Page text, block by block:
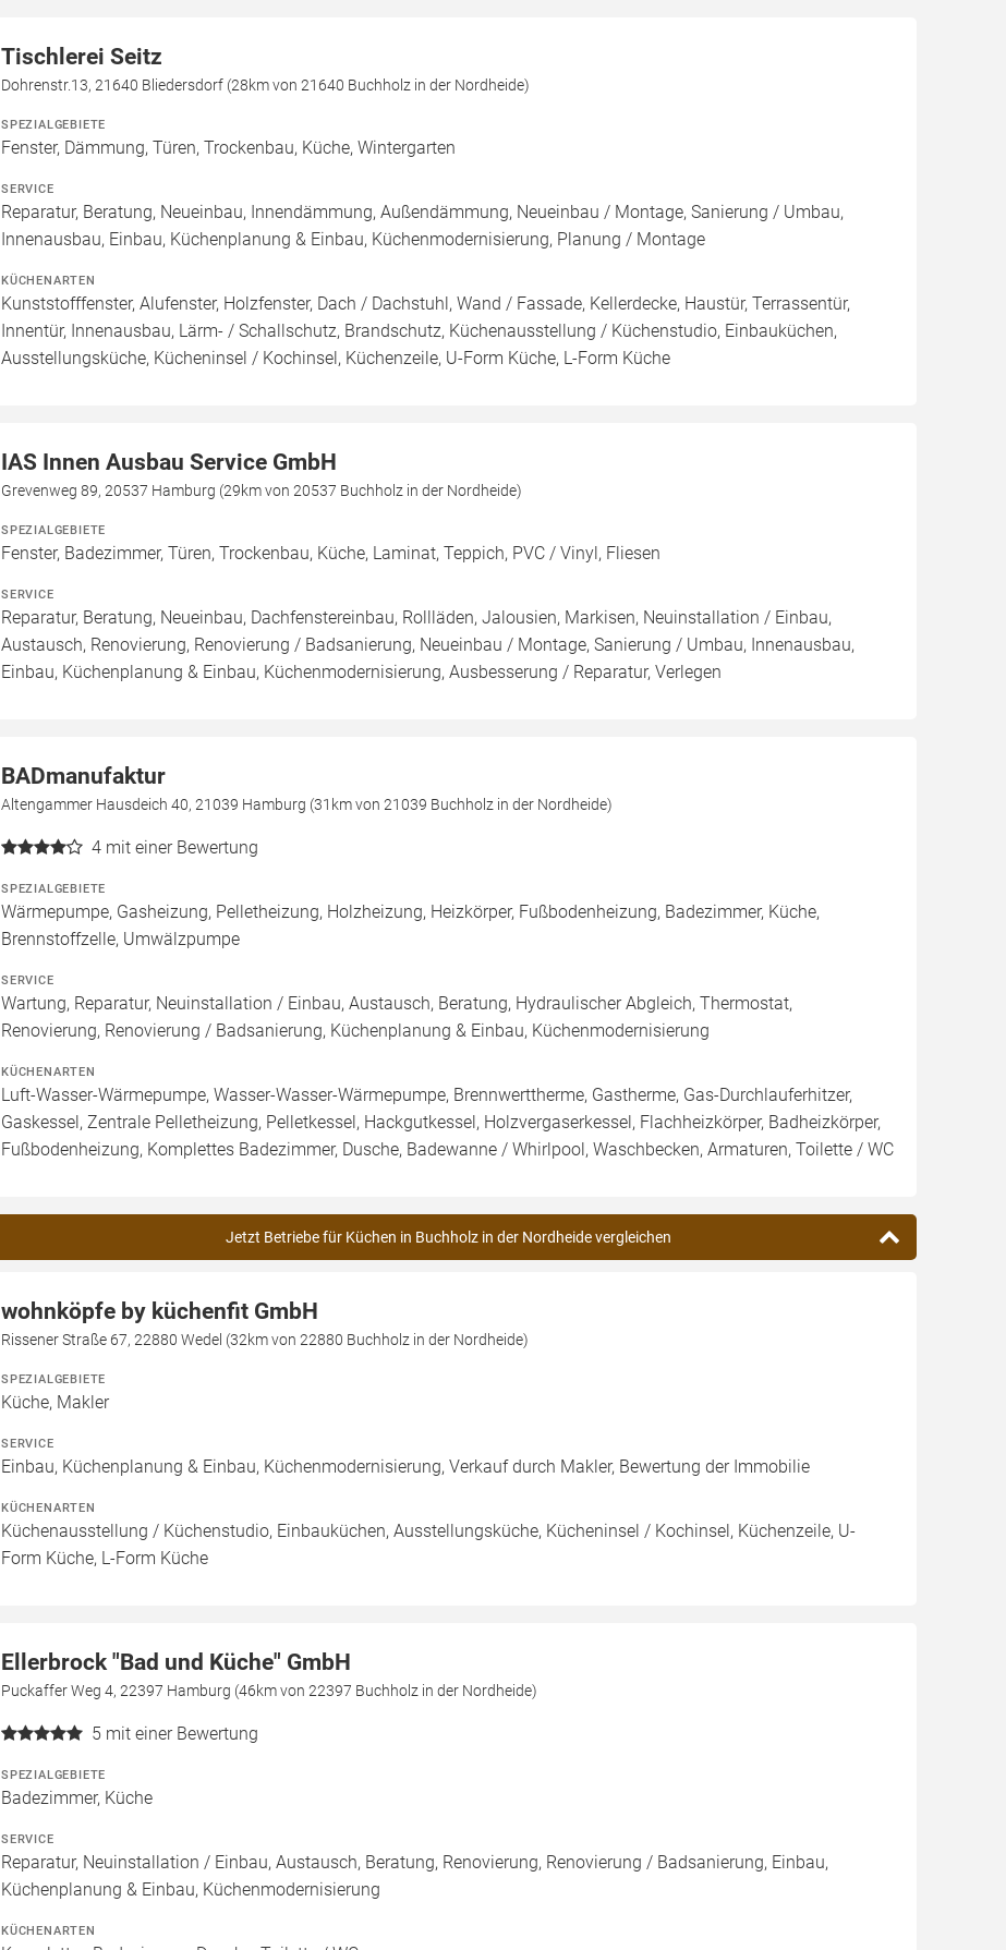
Tischlerei Seitz
Dohrenstr.13, 21640 Bliedersdorf (28km von 21640 Buchholz in der Nordheide)
SPEZIALGEBIETE
Fenster, Dämmung, Türen, Trockenbau, Küche, Wintergarten
SERVICE
Reparatur, Beratung, Neueinbau, Innendämmung, Außendämmung, Neueinbau / Montage, Sanierung / Umbau,
Innenausbau, Einbau, Küchenplanung & Einbau, Küchenmodernisierung, Planung / Montage
KÜCHENARTEN
Kunststofffenster, Alufenster, Holzfenster, Dach / Dachstuhl, Wand / Fassade, Kellerdecke, Haustür, Terrassentür,
Innentür, Innenausbau, Lärm- / Schallschutz, Brandschutz, Küchenausstellung / Küchenstudio, Einbauküchen,
Ausstellungsküche, Kücheninsel / Kochinsel, Küchenzeile, U-Form Küche, L-Form Küche
IAS Innen Ausbau Service GmbH
Grevenweg 89, 20537 Hamburg (29km von 20537 Buchholz in der Nordheide)
SPEZIALGEBIETE
Fenster, Badezimmer, Türen, Trockenbau, Küche, Laminat, Teppich, PVC / Vinyl, Fliesen
SERVICE
Reparatur, Beratung, Neueinbau, Dachfenstereinbau, Rollläden, Jalousien, Markisen, Neuinstallation / Einbau,
Austausch, Renovierung, Renovierung / Badsanierung, Neueinbau / Montage, Sanierung / Umbau, Innenausbau,
Einbau, Küchenplanung & Einbau, Küchenmodernisierung, Ausbesserung / Reparatur, Verlegen
BADmanufaktur
Altengammer Hausdeich 40, 21039 Hamburg (31km von 21039 Buchholz in der Nordheide)
4 mit einer Bewertung
SPEZIALGEBIETE
Wärmepumpe, Gasheizung, Pelletheizung, Holzheizung, Heizkörper, Fußbodenheizung, Badezimmer, Küche,
Brennstoffzelle, Umwälzpumpe
SERVICE
Wartung, Reparatur, Neuinstallation / Einbau, Austausch, Beratung, Hydraulischer Abgleich, Thermostat,
Renovierung, Renovierung / Badsanierung, Küchenplanung & Einbau, Küchenmodernisierung
KÜCHENARTEN
Luft-Wasser-Wärmepumpe, Wasser-Wasser-Wärmepumpe, Brennwerttherme, Gastherme, Gas-Durchlauferhitzer,
Gaskessel, Zentrale Pelletheizung, Pelletkessel, Hackgutkessel, Holzvergaserkessel, Flachheizkörper, Badheizkörper,
Fußbodenheizung, Komplettes Badezimmer, Dusche, Badewanne / Whirlpool, Waschbecken, Armaturen, Toilette / WC
Jetzt Betriebe für Küchen in Buchholz in der Nordheide vergleichen
wohnköpfe by küchenfit GmbH
Rissener Straße 67, 22880 Wedel (32km von 22880 Buchholz in der Nordheide)
SPEZIALGEBIETE
Küche, Makler
SERVICE
Einbau, Küchenplanung & Einbau, Küchenmodernisierung, Verkauf durch Makler, Bewertung der Immobilie
KÜCHENARTEN
Küchenausstellung / Küchenstudio, Einbauküchen, Ausstellungsküche, Kücheninsel / Kochinsel, Küchenzeile, U-
Form Küche, L-Form Küche
Ellerbrock "Bad und Küche" GmbH
Puckaffer Weg 4, 22397 Hamburg (46km von 22397 Buchholz in der Nordheide)
5 mit einer Bewertung
SPEZIALGEBIETE
Badezimmer, Küche
SERVICE
Reparatur, Neuinstallation / Einbau, Austausch, Beratung, Renovierung, Renovierung / Badsanierung, Einbau,
Küchenplanung & Einbau, Küchenmodernisierung
KÜCHENARTEN